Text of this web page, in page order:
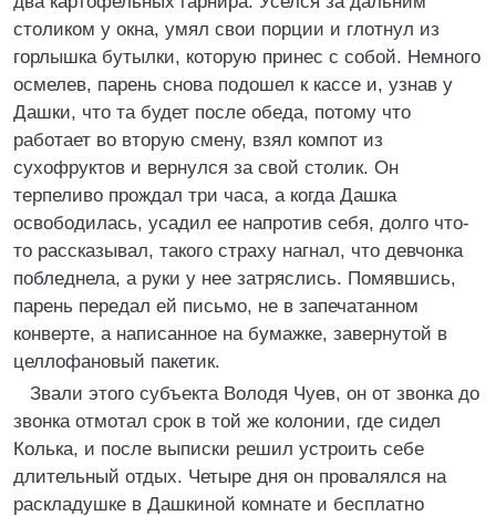
столиком у окна, умял свои порции и глотнул из
горлышка бутылки, которую принес с собой. Немного
осмелев, парень снова подошел к кассе и, узнав у
Дашки, что та будет после обеда, потому что
работает во вторую смену, взял компот из
сухофруктов и вернулся за свой столик. Он
терпеливо прождал три часа, а когда Дашка
освободилась, усадил ее напротив себя, долго что-
то рассказывал, такого страху нагнал, что девчонка
побледнела, а руки у нее затряслись. Помявшись,
парень передал ей письмо, не в запечатанном
конверте, а написанное на бумажке, завернутой в
целлофановый пакетик.
Звали этого субъекта Володя Чуев, он от звонка до
звонка отмотал срок в той же колонии, где сидел
Колька, и после выписки решил устроить себе
длительный отдых. Четыре дня он провалялся на
раскладушке в Дашкиной комнате и бесплатно